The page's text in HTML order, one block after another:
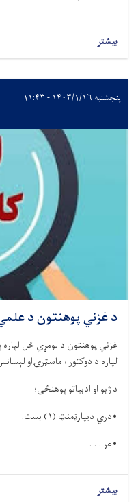
بیشتر
پنجشنبه ۱۴۰۳/۱/۱۶ - ۱۱:۴۳
د غزني پوهنتون د
لپاره د دوکتورا، ماسټرۍاو
د ژبو او ادبیاتو پوهنځی؛
•دري دیپارټمنټ (۱) بست.
•عر . . .
بیشتر